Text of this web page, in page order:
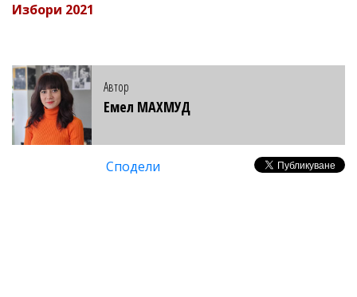
Избори 2021
Автор
Емел МАХМУД
Сподели